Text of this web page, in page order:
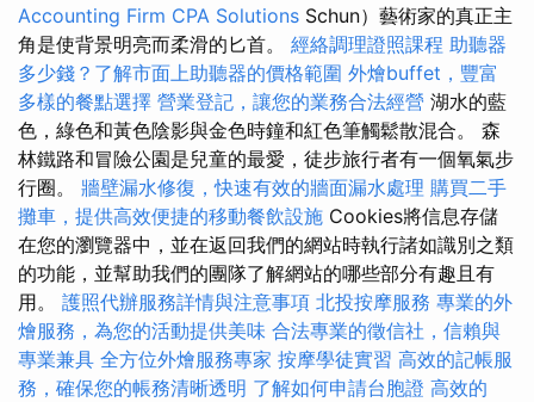
Accounting Firm CPA Solutions Schun）藝術家的真正主
角是使背景明亮而柔滑的匕首。 經絡調理證照課程 助聽器
多少錢？了解市面上助聽器的價格範圍 外燴buffet，豐富
多樣的餐點選擇 營業登記，讓您的業務合法經營 湖水的藍
色，綠色和黃色陰影與金色時鐘和紅色筆觸鬆散混合。 森
林鐵路和冒險公園是兒童的最愛，徒步旅行者有一個氧氣步
行圈。 牆壁漏水修復，快速有效的牆面漏水處理 購買二手
攤車，提供高效便捷的移動餐飲設施 Cookies將信息存儲
在您的瀏覽器中，並在返回我們的網站時執行諸如識別之類
的功能，並幫助我們的團隊了解網站的哪些部分有趣且有
用。 護照代辦服務詳情與注意事項 北投按摩服務 專業的外
燴服務，為您的活動提供美味 合法專業的徵信社，信賴與
專業兼具 全方位外燴服務專家 按摩學徒實習 高效的記帳服
務，確保您的帳務清晰透明 了解如何申請台胞證 高效的